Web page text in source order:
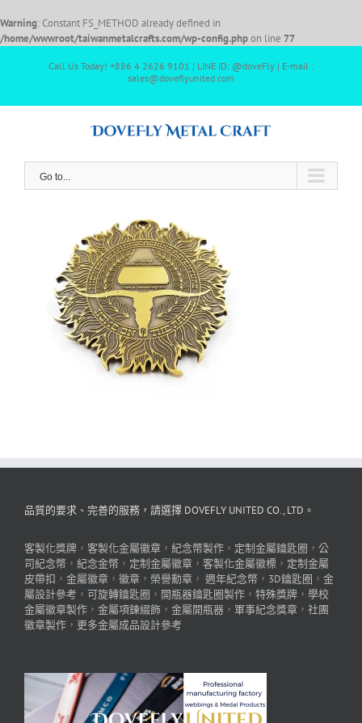
Warning: Constant FS_METHOD already defined in
/home/wwwroot/taiwanmetalcrafts.com/wp-config.phpon line 77
Call Us Today! +886 4 2626 9101 | LINE ID: @doveFly | E-mail :
sales@doveflyunited.com
Go to...
品質的要求、完善的服務，請選擇 DOVEFLY UNITED CO., LTD。
客製化獎牌 ， 客製化金屬徽章 ， 紀念幣製作 ， 定制金屬鑰匙圈 ， 公
司紀念幣 ， 紀念金幣 ， 定制金屬徽章 ， 客製化金屬徽標 ， 定制金屬
皮帶扣 ， 金屬徽章 ， 徽章 ， 榮譽勳章 ， 週年紀念幣 ， 3D鑰匙圈 ， 金
屬設計參考 ， 可旋轉鑰匙圈 ， 開瓶器鑰匙圈製作 ， 特殊獎牌 ， 學校
金屬徽章製作 ， 金屬項鍊綴飾 ， 金屬開瓶器 ， 軍事紀念獎章 ， 社團
徽章製作 ， 更多金屬成品設計參考